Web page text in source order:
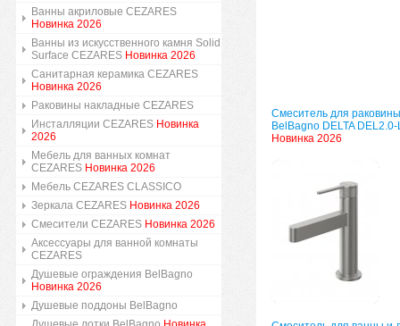
Ванны акриловые CEZARES
Новинка 2026
Ванны из искусственного камня Solid
Surface CEZARES Новинка 2026
Санитарная керамика CEZARES
Новинка 2026
Раковины накладные CEZARES
Инсталляции CEZARES Новинка
2026
Мебель для ванных комнат
CEZARES Новинка 2026
Мебель CEZARES CLASSICO
Зеркала CEZARES Новинка 2026
Смесители CEZARES Новинка 2026
Аксессуары для ванной комнаты
CEZARES
Душевые ограждения BelBagno
Новинка 2026
Душевые поддоны BelBagno
Смеситель для раковины
BelBagno DELTA DEL2.0-
Новинка 2026